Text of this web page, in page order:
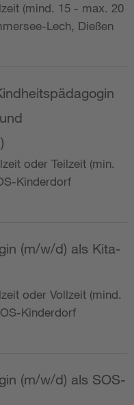
(mind. 15 - max. 20
Lech, Dießen
oder Teilzeit (min.
Kinderdorf
(m/w/d) als Kita-
oder Vollzeit (mind.
Kinderdorf
(m/w/d) als SOS-